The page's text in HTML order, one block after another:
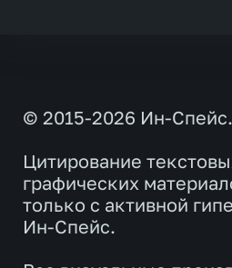
© 2015-2026 Ин-Спейс.
Цитирование
графических
только с активной
Ин-Спейс.